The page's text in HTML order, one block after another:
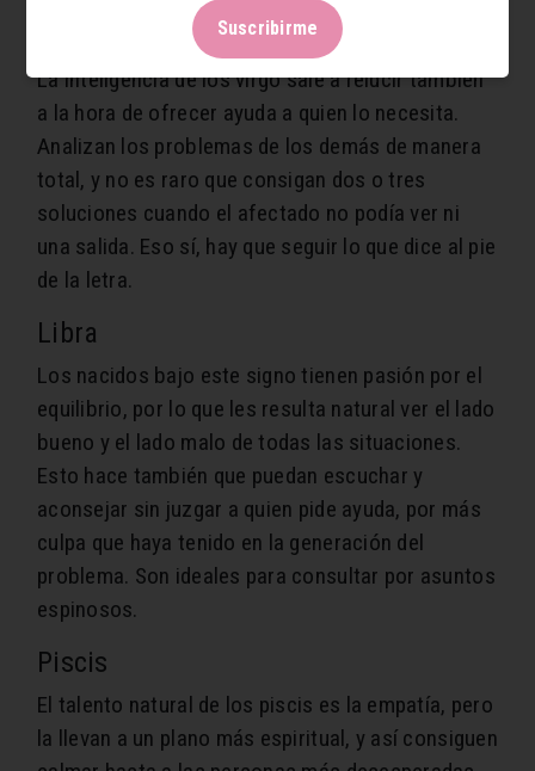
La inteligencia de los virgo sale a relucir también
a la hora de ofrecer ayuda a quien lo necesita.
Analizan los problemas de los demás de manera
total, y no es raro que consigan dos o tres
soluciones cuando el afectado no podía ver ni
una salida. Eso sí, hay que seguir lo que dice al pie
de la letra.
Libra
Los nacidos bajo este signo tienen pasión por el
equilibrio, por lo que les resulta natural ver el lado
bueno y el lado malo de todas las situaciones.
Esto hace también que puedan escuchar y
aconsejar sin juzgar a quien pide ayuda, por más
culpa que haya tenido en la generación del
problema. Son ideales para consultar por asuntos
espinosos.
Piscis
El talento natural de los piscis es la empatía, pero
la llevan a un plano más espiritual, y así consiguen
Suscribirme